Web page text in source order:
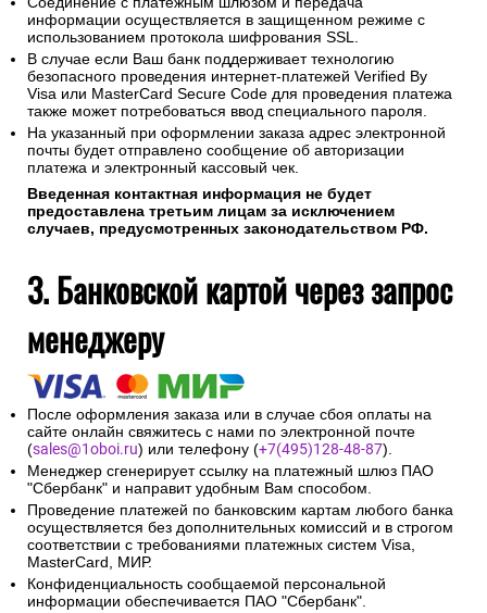
информации осуществляется в защищенном режиме с
использованием протокола шифрования SSL.
В случае если Ваш банк поддерживает технологию
безопасного проведения интернет-платежей Verified By
Visa или MasterCard Secure Code для проведения платежа
также может потребоваться ввод специального пароля.
На указанный при оформлении заказа адрес электронной
почты будет отправлено сообщение об авторизации
платежа и электронный кассовый чек.
Введенная контактная информация не будет
предоставлена третьим лицам за исключением
случаев, предусмотренных законодательством РФ.
3. Банковской картой через запрос
менеджеру
После оформления заказа или в случае сбоя оплаты на
сайте онлайн свяжитесь с нами по электронной почте
(sales@1oboi.ru) или телефону (+7(495)128-48-87).
Менеджер сгенерирует ссылку на платежный шлюз ПАО
"Сбербанк" и направит удобным Вам способом.
Проведение платежей по банковским картам любого банка
осуществляется без дополнительных комиссий и в строгом
соответствии с требованиями платежных систем Visa,
MasterCard, МИР.
Конфиденциальность сообщаемой персональной
информации обеспечивается ПАО "Сбербанк".